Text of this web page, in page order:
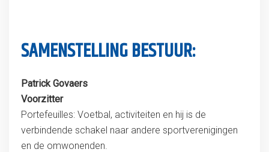
SAMENSTELLING BESTUUR:
Patrick Govaers
Voorzitter
Portefeuilles: Voetbal, activiteiten en hij is de
verbindende schakel naar andere sportverenigingen
en de omwonenden.